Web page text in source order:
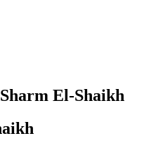
El-Shaikh